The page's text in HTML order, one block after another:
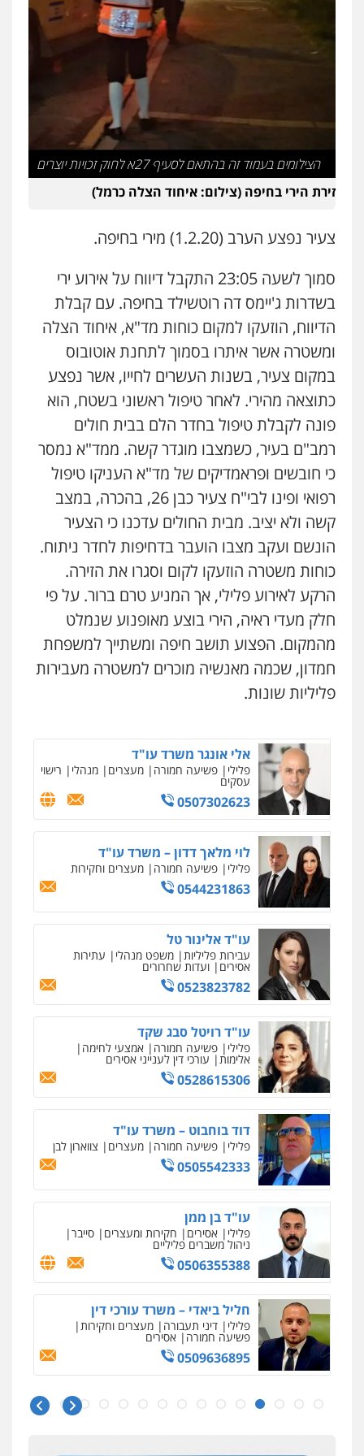
פלילי פשיעה חמורה מעצרים וחקירות
0538788878
סמים והימורים
חקירות ומעצרים צווארון לבן והונאה
0526885006
עו"ד שלי גורביץ – לוי
משפט פלילי פשיעה חמורה מעצרים
עו"ד שאדי כבהא
עורכי דין לענייני אסירים
0525556970
משרד עורכי דין חן ברוך
פלילי דיני תעבורה מעצרים וחקירות
0505078733
עו"ד קארין לגטיוי
פלילי פשיעה חמורה מעצרים וחקירות
0507446995
עו"ד ירון גיגי
פלילי צווארון לבן מעצרים הליכי הסגרה
0522249087
עו"ד רועי אטיאס
משפט פלילי פשיעה חמורה צווארון לבן
עו"ד אסף כהן
פלילי פשיעה חמורה סמים והימורים
מעצרים וחקירות
0526555488
משרד עורכי דין טאי שרקי
פלילי אסירים תעבורה מרב"ד
0547556464
עו"ד אילן אלימלך
פלילי פשיעה חמורה
0522992110
עו"ד שאדי נאטור
פלילי פשיעה חמורה מעצרים וחקירות
0509230800
משרד עורכי דין פארס פלאח
פלילי צבאי צווארון לבן והונאה
0549911449
עו"ד עידית שינו-אמיתי
פלילי עורכי דין לענייני אסירים
חמורה מעצרים וחקירות
0507587013
עו"ד אביגדור פלדמן
פלילי אסירים צווארון לבן זכויות אדם
0505345826
פלילי תעבורה אזרחי נזיקין ביטוח
הצילומים בעמוד זה בהתאם לסעיף 27א לחוק זכויות יוצרים
זירת הירי בחיפה (צילום: איחוד הצלה כרמל)
צעיר נפצע הערב (1.2.20) מירי בחיפה.
סמוך לשעה 23:05 התקבל דיווח על אירוע ירי
בשדרות ג'יימס דה רוטשילד בחיפה. עם קבלת
הדיווח, הוזעקו למקום כוחות מד"א, איחוד הצלה
ומשטרה אשר איתרו בסמוך לתחנת אוטובוס
במקום צעיר, בשנות העשרים לחייו, אשר נפצע
כתוצאה מהירי. לאחר טיפול ראשוני בשטח, הוא
פונה לקבלת טיפול בחדר הלם בבית חולים
רמב"ם בעיר, כשמצבו מוגדר קשה. ממד"א נמסר
כי חובשים ופראמדיקים של מד"א העניקו טיפול
רפואי ופינו לבי"ח צעיר כבן 26, בהכרה, במצב
קשה ולא יציב. מבית החולים עדכנו כי הצעיר
הונשם ועקב מצבו הועבר בדחיפות לחדר ניתוח.
כוחות משטרה הוזעקו לקום וסגרו את הזירה.
הרקע לאירוע פלילי, אך המניע טרם ברור. על פי
חלק מעדי ראיה, הירי בוצע מאופנוע שנמלט
מהמקום. הפצוע תושב חיפה ומשתייך למשפחת
חמדון, שכמה מאנשיה מוכרים למשטרה מעבירות
פליליות שונות.
עו"ד אורנת קמרון
תעבורה עורכי דין לענייני אסירים
נוער
0505417090
שני אלגרבלי – משרד עורכי דין
פלילי עורכי דין לענייני אסירים תעבורה
0507120031
עו"ד אייל אביטל
0544712201
עו"ד בועז קניג
פלילי משפחה כלכלי צבאי
0507003001
ויקי שמואל – משרד עו"ד
פלילי משפט פלילי
0528959600
קורל קרוז – עורך דין פלילי
משפט פלילי
0545437431
עו"ד עלי סעדי
פלילי פשיעה חמורה
ומעצרים
0508824984
עו"ד שגיא אקו
פלילי מעצרים וחקירות סמים עבירות מין
עורכי דין לענייני אסירים
אלי אונגר משרד עו"ד
פלילי פשיעה חמורה מעצרים מנהלי רישוי
עסקים
0507302623
לוי מלאך דדון – משרד עו"ד
פלילי פשיעה חמורה מעצרים וחקירות
0544231863
עו"ד אלינור טל
עבירות פליליות משפט מנהלי עתירות
אסירים ועדות שחרורים
0523823782
עו"ד רויטל סבג שקד
פלילי פשיעה חמורה אמצעי לחימה
אלימות עורכי דין לענייני אסירים
0528615306
דוד בוחבוט – משרד עו"ד
פלילי פשיעה חמורה מעצרים צווארון לבן
0505542333
עו"ד בן ממן
פלילי אסירים חקירות ומעצרים סייבר
ניהול משברים פליליים
0506355388
חליל ביאדי – משרד עורכי דין
פלילי דיני תעבורה מעצרים וחקירות
פשיעה חמורה אסירים
0509636895
עו"ד איהאב זבידאת
עבירות
ניר קידר – צלם
0504578527